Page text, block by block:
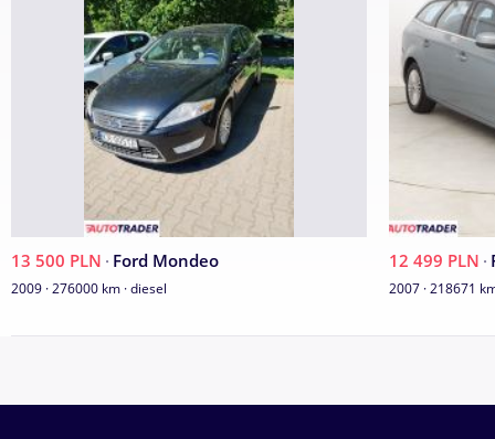
13 500 PLN · Ford Mondeo
2009 · 276000 km · diesel
12 499 PLN ·
2007 · 218671